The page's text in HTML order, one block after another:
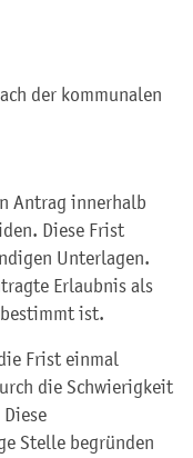
der kommunalen
Antrag innerhalb
Diese Frist
Unterlagen.
Erlaubnis als
ist.
Frist einmal
die Schwierigkeit
Stelle begründen